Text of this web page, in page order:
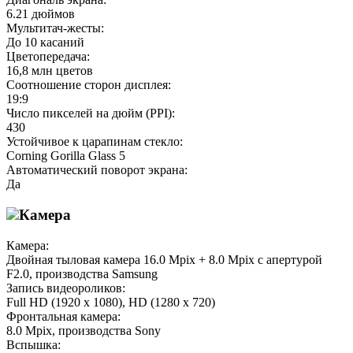
6.21 дюймов
Мультитач-жесты:
До 10 касаний
Цветопередача:
16,8 млн цветов
Соотношение сторон дисплея:
19:9
Число пикселей на дюйм (PPI):
430
Устойчивое к царапинам стекло:
Corning Gorilla Glass 5
Автоматический поворот экрана:
Да
Камера
Камера:
Двойная тыловая камера 16.0 Mpix + 8.0 Mpix с апертурой
F2.0, производства Samsung
Запись видеороликов:
Full HD (1920 x 1080), HD (1280 х 720)
Фронтальная камера:
8.0 Mpix, производства Sony
Вспышка: